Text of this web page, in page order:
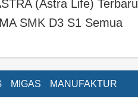
(Astra Life) Terbaru
SMK D3 S1 Semua
MIGAS MANUFAKTUR